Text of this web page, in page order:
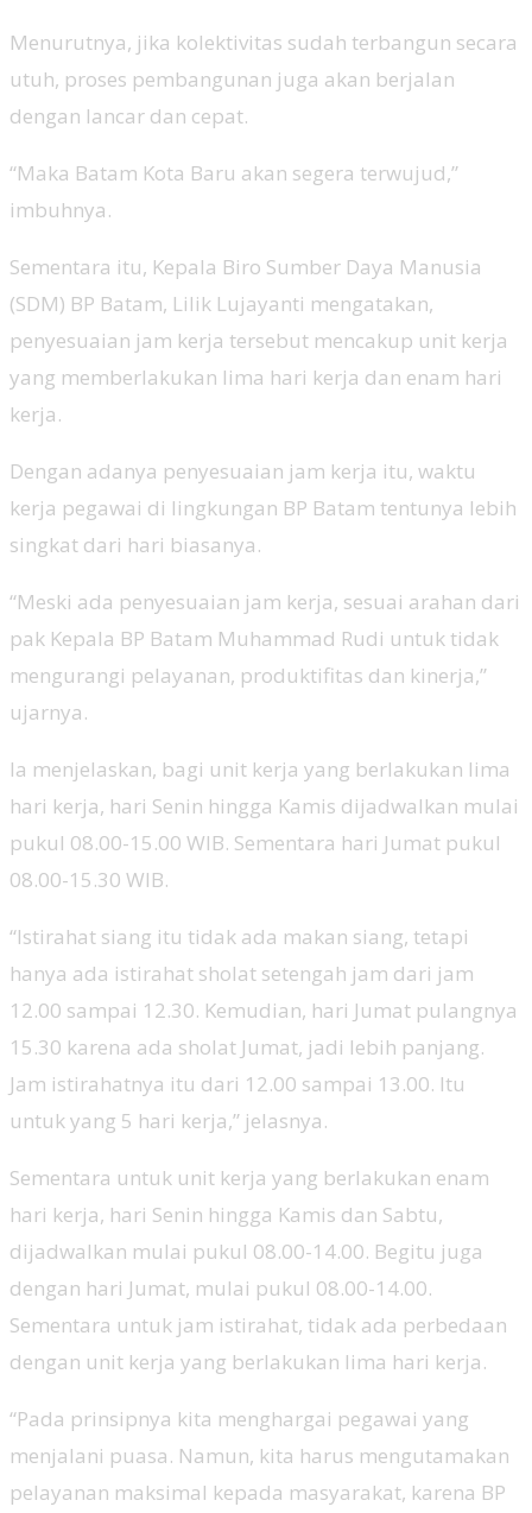
Menurutnya, jika kolektivitas sudah terbangun secara
utuh, proses pembangunan juga akan berjalan
dengan lancar dan cepat.
“Maka Batam Kota Baru akan segera terwujud,”
imbuhnya.
Sementara itu, Kepala Biro Sumber Daya Manusia
(SDM) BP Batam, Lilik Lujayanti mengatakan,
penyesuaian jam kerja tersebut mencakup unit kerja
yang memberlakukan lima hari kerja dan enam hari
kerja.
Dengan adanya penyesuaian jam kerja itu, waktu
kerja pegawai di lingkungan BP Batam tentunya lebih
singkat dari hari biasanya.
“Meski ada penyesuaian jam kerja, sesuai arahan dari
pak Kepala BP Batam Muhammad Rudi untuk tidak
mengurangi pelayanan, produktifitas dan kinerja,”
ujarnya.
Ia menjelaskan, bagi unit kerja yang berlakukan lima
hari kerja, hari Senin hingga Kamis dijadwalkan mulai
pukul 08.00-15.00 WIB. Sementara hari Jumat pukul
08.00-15.30 WIB.
“Istirahat siang itu tidak ada makan siang, tetapi
hanya ada istirahat sholat setengah jam dari jam
12.00 sampai 12.30. Kemudian, hari Jumat pulangnya
15.30 karena ada sholat Jumat, jadi lebih panjang.
Jam istirahatnya itu dari 12.00 sampai 13.00. Itu
untuk yang 5 hari kerja,” jelasnya.
Sementara untuk unit kerja yang berlakukan enam
hari kerja, hari Senin hingga Kamis dan Sabtu,
dijadwalkan mulai pukul 08.00-14.00. Begitu juga
dengan hari Jumat, mulai pukul 08.00-14.00.
Sementara untuk jam istirahat, tidak ada perbedaan
dengan unit kerja yang berlakukan lima hari kerja.
“Pada prinsipnya kita menghargai pegawai yang
menjalani puasa. Namun, kita harus mengutamakan
pelayanan maksimal kepada masyarakat, karena BP